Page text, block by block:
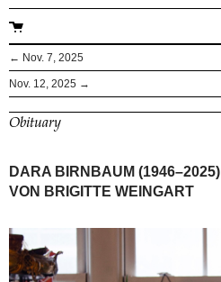
← Nov. 7, 2025
Nov. 12, 2025 →
Obituary
DARA BIRNBAUM (1946–2025)
VON BRIGITTE WEINGART